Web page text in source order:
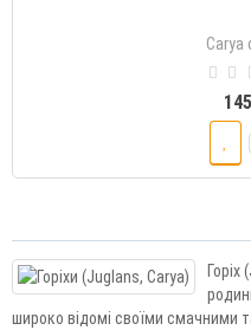
Carya
широко відомі своїми смачними